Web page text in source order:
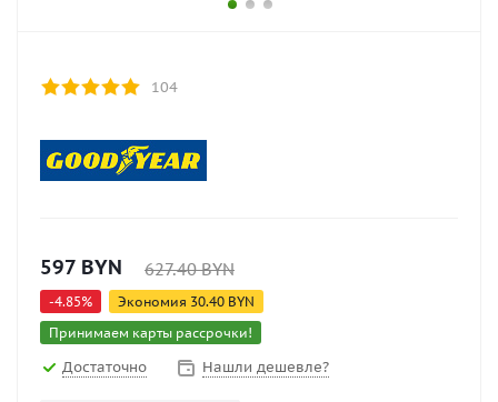
104
597 BYN 627.40BYN
-4.85% Экономия 30.40 BYN
Принимаем карты рассрочки!
Достаточно Нашли дешевле?